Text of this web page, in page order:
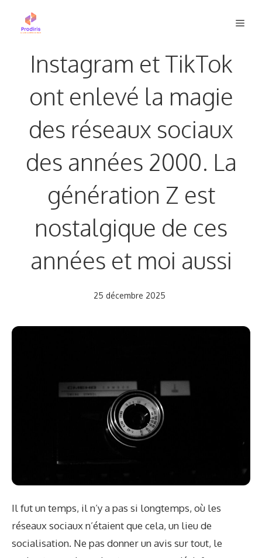
Instagram et TikTok
ont ​​enlevé la magie
des réseaux sociaux
des années 2000. La
génération Z est
nostalgique de ces
années et moi aussi
25 décembre 2025
Il fut un temps, il n’y a pas si longtemps, où les
réseaux sociaux n’étaient que cela, un lieu de
socialisation. Ne pas donner un avis sur tout, le